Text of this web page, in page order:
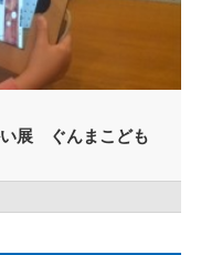
い展 ぐんまこども